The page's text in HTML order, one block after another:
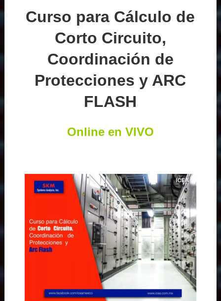
Curso para Cálculo de
Corto Circuito,
Coordinación de
Protecciones y ARC
FLASH
Online en VIVO